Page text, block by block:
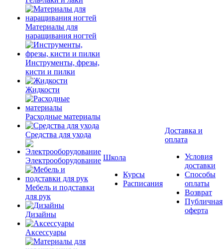
Материалы для
наращивания ногтей
Инструменты, фрезы,
кисти и пилки
Жидкости
Расходные материалы
Средства для ухода
Электрооборудование
Мебель и подставки
для рук
Дизайны
Аксессуары
Школа
Курсы
Расписания
Доставка и
оплата
Условия
доставки
Способы
оплаты
Возврат
Публичная
оферта